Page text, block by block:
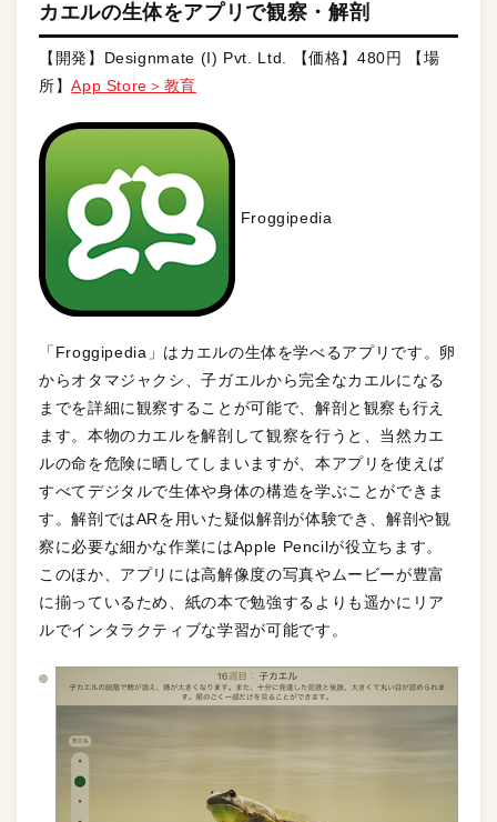
カエルの生体をアプリで観察・解剖
【開発】Designmate (I) Pvt. Ltd. 【価格】480円 【場
所】App Store＞教育
Froggipedia
「Froggipedia」はカエルの生体を学べるアプリです。卵
からオタマジャクシ、子ガエルから完全なカエルになる
までを詳細に観察することが可能で、解剖と観察も行え
ます。本物のカエルを解剖して観察を行うと、当然カエ
ルの命を危険に晒してしまいますが、本アプリを使えば
すべてデジタルで生体や身体の構造を学ぶことができま
す。解剖ではARを用いた疑似解剖が体験でき、解剖や観
察に必要な細かな作業にはApple Pencilが役立ちます。
このほか、アプリには高解像度の写真やムービーが豊富
に揃っているため、紙の本で勉強するよりも遥かにリア
ルでインタラクティブな学習が可能です。